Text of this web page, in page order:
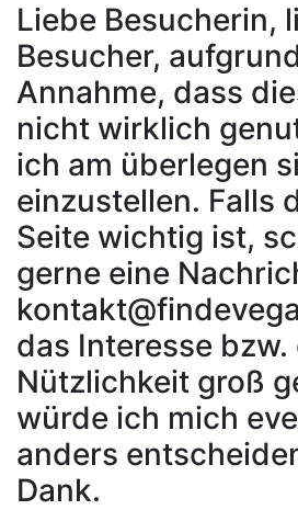
Liebe Besucherin,
Besucher,
Annahme, dass
nicht wirklich
ich am überlegen
einzustellen. Falls
Seite wichtig ist,
gerne eine
das Interesse bzw.
Nützlichkeit groß
würde ich mich
anders
Dank.